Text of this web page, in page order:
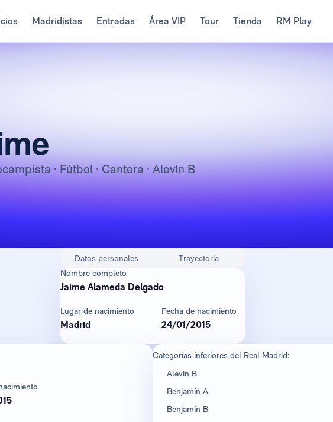
Madridistas Entradas Área VIP Tour Tienda RM Play
· Fútbol · Cantera · Alevín B
Datos personales
Trayectoria
Nombre completo
Jaime Alameda Delgado
Lugar de nacimiento
Madrid
Fecha de nacimiento
24/01/2015
Categorías inferiores del Real Madrid:
Alevín B
Benjamín A
Benjamín B